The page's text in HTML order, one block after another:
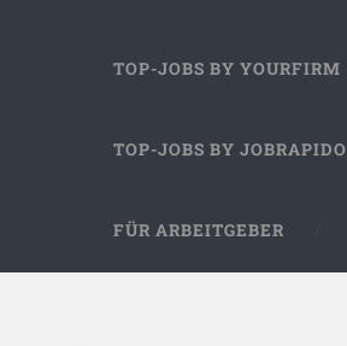
TOP-JOBS BY YOURFIRM
TOP-JOBS BY JOBRAPIDO
FÜR ARBEITGEBER